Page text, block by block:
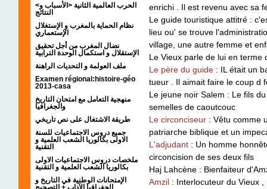
<الحرب العالمية الثانية <الأسباب و
النتائج
نظام الحماية بالمغرب و الإستغلال
الإستعماري
نضال المغرب من أجل تحقيق
الإستقلال و استكمال الوحدة الترابية
ملف العولمة و التحديات الراهنة
Examen régional:histoire-géo
2013-casa
منهجية التعامل مع امتحان التاريخ
والجغرافيا
طريقة الاشتغال على نص تاريخي
جميع دروس الاجتماعيات للسنة
الاولى بكالوريا الشعب العلمية و
التقنية
ملخصات دروس الاجتماعيات الاولى
بكالوريا الشعب العلمية و التقنية
الإمتحانات الوطنية في التاريخ و
الجغرافيا الآداب + التصحيح
enrichi . Il est revenu avec sa
Le guide touristique attitré :
lieu ou' se trouve
village, une autre femme et
Le Vieux parle de lui en
Le père du guide : IL était un
tueur . Il aimait faire le coup d
Le jeune noir Salem : Le fils
semelles de caoutcouc
Le circonciseur : Vêtu comme
patriarche biblique et un
L'adjudant : Un homme
circoncision de ses deux fils
Haj Lahcène : Bienfaiteur
Amzil : Interlocuteur du Vieux